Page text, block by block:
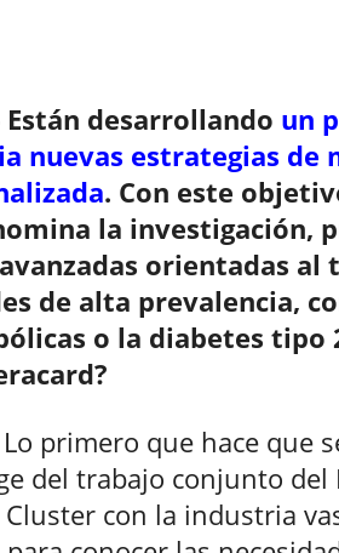
Están desarrollando un
nuevas estrategias
. Con este
la investigación,
orientadas
de alta prevalencia,
o la diabetes tipo
Lo primero que hace que
del trabajo conjunto del
Cluster con la industria